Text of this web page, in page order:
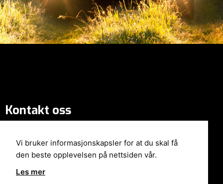
Vi bruker informasjonskapsler for at du skal få
den beste opplevelsen på nettsiden vår.
Les mer
Kontakt oss
7080 Heimdal
Åpent mandag - fredag 07:30-16:00
Tel: +47 93 05 84 00